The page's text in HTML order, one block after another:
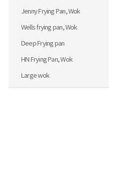
Jenny Frying Pan, Wok
Wells frying pan, Wok
Deep Frying pan
HN Frying Pan, Wok
Large wok